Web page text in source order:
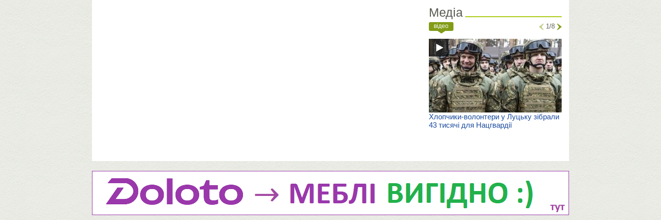
Медіа
відео 1/8
Хлопчики-волонтери у Луцьку зібрали
43 тисячі для Нацгвардії